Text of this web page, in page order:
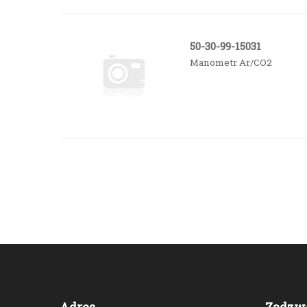
50-30-99-15031
Manometr Ar/CO2